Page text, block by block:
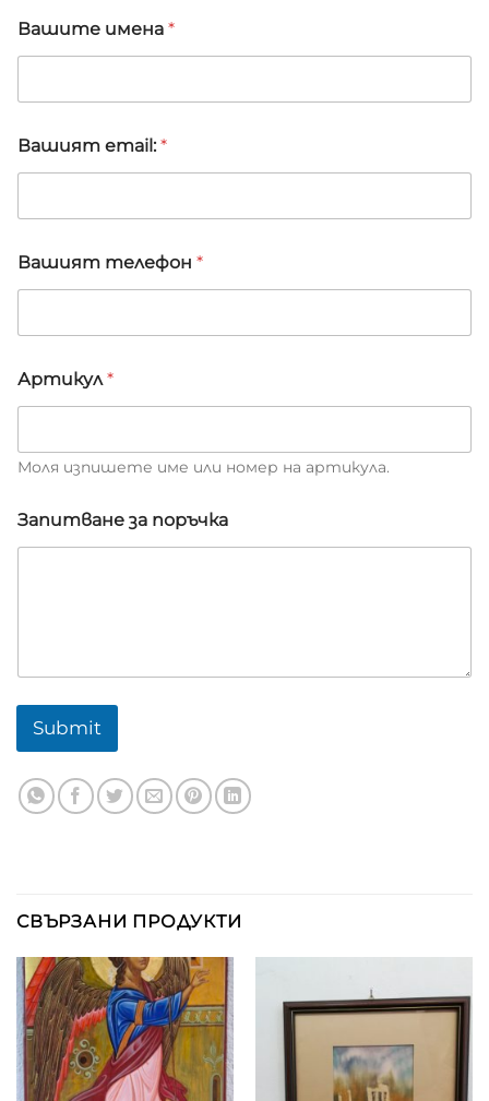
Вашите имена *
Вашият email: *
*
В
я
т
Вашият телефон *
Артикул *
Моля изпишете име или номер на артикула.
Запитване за поръчка
Submit
СВЪРЗАНИ ПРОДУКТИ